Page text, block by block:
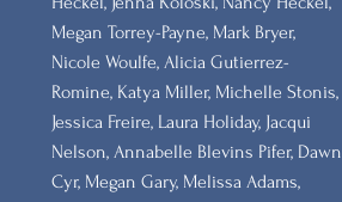
Megan Torrey-Payne, Mark Bryer,
Nicole Woulfe, Alicia Gutierrez-
Romine, Katya Miller, Michelle Stonis,
Jessica Freire, Laura Holiday, Jacqui
Nelson, Annabelle Blevins Pifer, Dawn
Cyr, Megan Gary, Melissa Adams,